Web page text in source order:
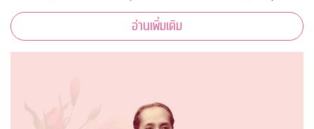
รับความร่วมมือจากคณาจารย์ ผู้ทรงคุณวุฒิ จากคณะต่างๆ ที่มาให้
ความรู้ ตามหลักวิชาการอีกด้วยอ่านเพิ่มเติม